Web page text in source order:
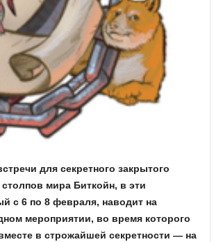
для секретного закрытого
мира Биткойн, в эти
с 6 по 8 февраля, наводит на
мероприятии, во время которого
в строжайшей секретности — на